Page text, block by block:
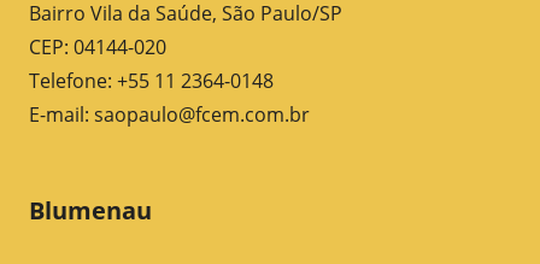
Bairro Vila da Saúde, São Paulo/SP
CEP: 04144-020
Telefone: +55 11 2364-0148
E-mail: saopaulo@fcem.com.br
Blumenau